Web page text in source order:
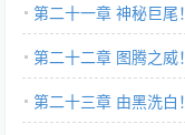
第二十一章 神秘巨尾！
第二十二章 图腾之威！
第二十三章 由黑洗白！